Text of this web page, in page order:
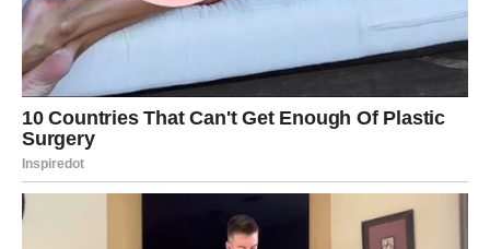
koja ih odmah osvoji šarmom i pažnjom. Zvezde vam
danas pružaju sve – samo otvorite srce.
Škorpija
Škorpije su u svom elementu! Sunce u vašem znaku
donosi vam snagu, moć i sposobnost da preokrenete sve
što je do sada delovalo nemoguće. Emocionalno ste